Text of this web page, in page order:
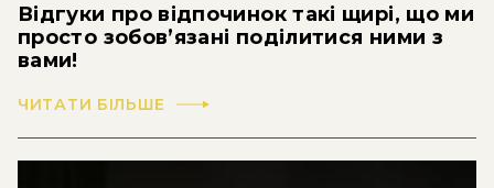
Відгуки про відпочинок такі щирі, що ми
просто зобов’язані поділитися ними з
вами!
ЧИТАТИ БІЛЬШЕ